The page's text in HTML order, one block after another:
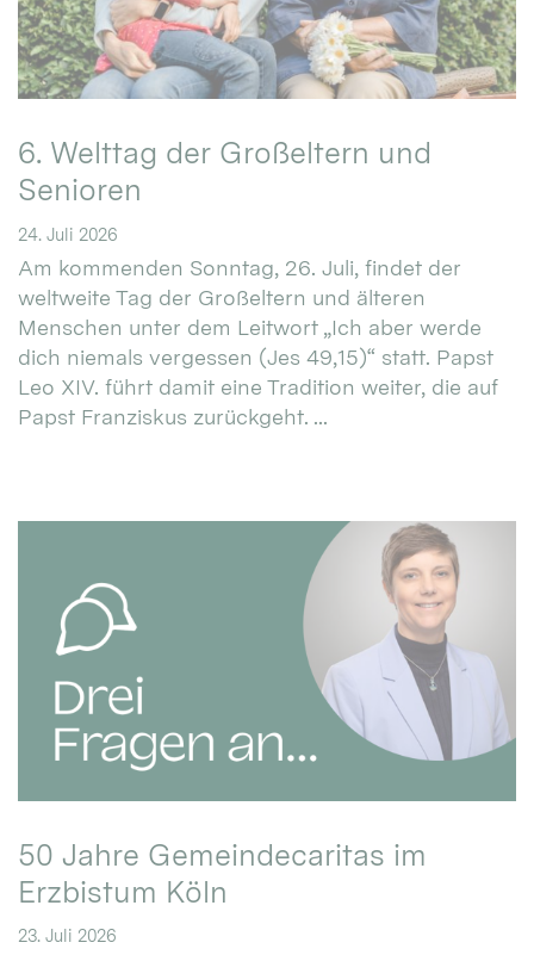
6. Welttag der Großeltern und
Senioren
24. Juli 2026
Am kommenden Sonntag, 26. Juli, findet der
weltweite Tag der Großeltern und älteren
Menschen unter dem Leitwort „Ich aber werde
dich niemals vergessen (Jes 49,15)“ statt. Papst
Leo XIV. führt damit eine Tradition weiter, die auf
Papst Franziskus zurückgeht. ...
50 Jahre Gemeindecaritas im
Erzbistum Köln
23. Juli 2026